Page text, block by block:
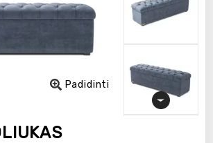
Padidinti